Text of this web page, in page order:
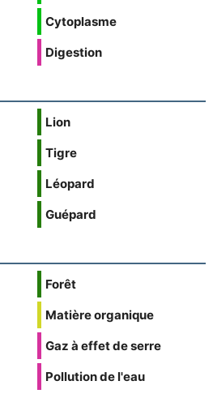
Cytoplasme
Digestion
Lion
Tigre
Léopard
Guépard
Forêt
Matière organique
Gaz à effet de serre
Pollution de l'eau